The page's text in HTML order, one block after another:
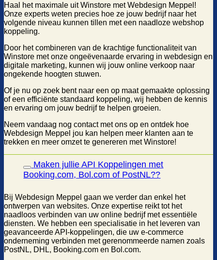
Haal het maximale uit Winstore met Webdesign Meppel!
Onze experts weten precies hoe ze jouw bedrijf naar het
volgende niveau kunnen tillen met een naadloze webshop
koppeling.
Door het combineren van de krachtige functionaliteit van
Winstore met onze ongeëvenaarde ervaring in webdesign en
digitale marketing, kunnen wij jouw online verkoop naar
ongekende hoogten stuwen.
Of je nu op zoek bent naar een op maat gemaakte oplossing
of een efficiënte standaard koppeling, wij hebben de kennis
en ervaring om jouw bedrijf te helpen groeien.
Neem vandaag nog contact met ons op en ontdek hoe
Webdesign Meppel jou kan helpen meer klanten aan te
trekken en meer omzet te genereren met Winstore!
Maken jullie API Koppelingen met
Booking.com, Bol.com of PostNL??
Bij Webdesign Meppel gaan we verder dan enkel het
ontwerpen van websites. Onze expertise reikt tot het
naadloos verbinden van uw online bedrijf met essentiële
diensten. We hebben een specialisatie in het leveren van
geavanceerde API-koppelingen, die uw e-commerce
onderneming verbinden met gerenommeerde namen zoals
PostNL, DHL, Booking.com en Bol.com.